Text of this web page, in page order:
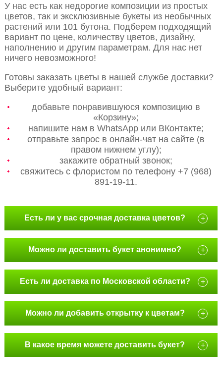
У нас есть как недорогие композиции из простых
цветов, так и эксклюзивные букеты из необычных
растений или 101 бутона. Подберем подходящий
вариант по цене, количеству цветов, дизайну,
наполнению и другим параметрам. Для нас нет
ничего невозможного!
Готовы заказать цветы в нашей службе доставки?
Выберите удобный вариант:
добавьте понравившуюся композицию в
«Корзину»;
напишите нам в WhatsApp или ВКонтакте;
отправьте запрос в онлайн-чат на сайте (в
правом нижнем углу);
закажите обратный звонок;
свяжитесь с флористом по телефону +7 (968)
891-19-11.
Есть ли у вас срочная доставка цветов? +
Можно ли доставить букет анонимно? +
Есть ли доставка по Московской области? +
Можно ли добавить открытку к цветам? +
В какое время можете доставить букет? +